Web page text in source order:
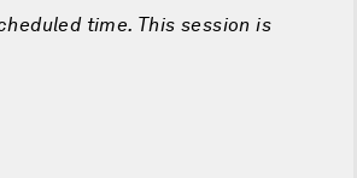
time. This session is